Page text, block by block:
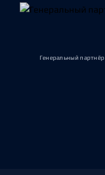
Генеральный партнёр